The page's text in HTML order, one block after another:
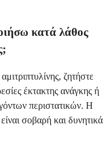
κατά λάθος
ζητήστε
έκτακτης ανάγκης ή
περιστατικών. Η
σοβαρή και δυνητικά